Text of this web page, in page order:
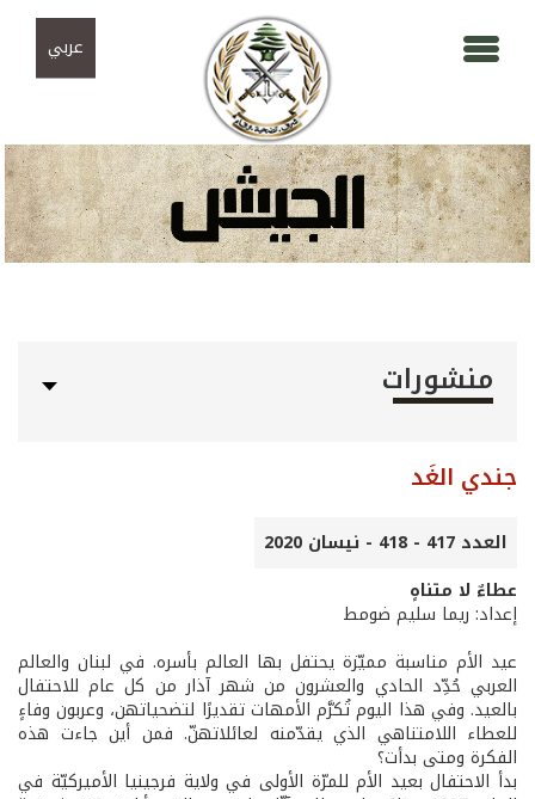
عربي
منشورات
جندي الغَد
العدد 417 - 418 - نيسان 2020
عطاءٌ لا متناهٍ
إعداد: ريما سليم ضومط
عيد الأم مناسبة مميّزة يحتفل بها العالم بأسره. في لبنان والعالم
العربي حُدِّد الحادي والعشرون من شهر آذار من كل عام للاحتفال
بالعيد. وفي هذا اليوم تُكرَّم الأمهات تقديرًا لتضحياتهن، وعربون وفاءٍ
للعطاء اللامتناهي الذي يقدّمنه لعائلاتهنّ. فمن أين جاءت هذه
الفكرة ومتى بدأت؟
بدأ الاحتفال بعيد الأم للمرّة الأولى في ولاية فرجينيا الأميركيّة في